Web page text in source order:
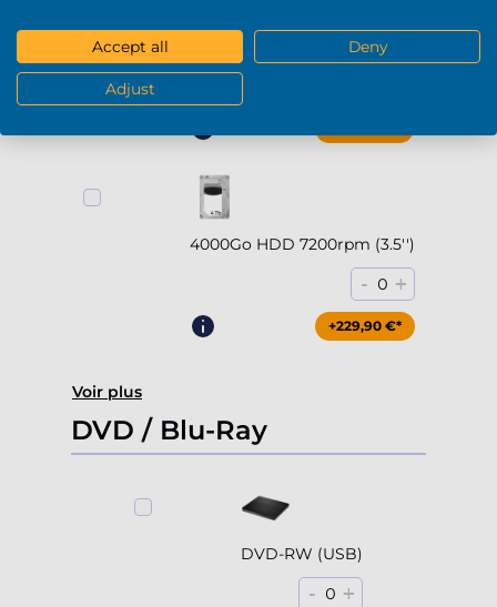
2000Go HDD 7200rpm (3.5'')
4000Go HDD 7200rpm (3.5'')
- 0 +
+229,90 €*
Voir plus
DVD / Blu-Ray
DVD-RW (USB)
- 0 +
Accept all Deny
Adjust